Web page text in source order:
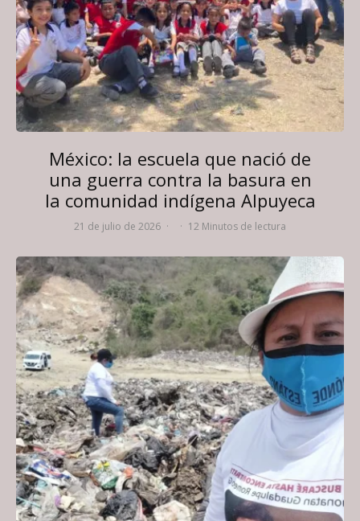
México: la escuela que nació de
una guerra contra la basura en
la comunidad indígena Alpuyeca
21 de julio de 2026 · · 12 Minutos de lectura